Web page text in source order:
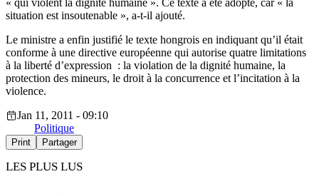
situation est insoutenable », a-t-il ajouté.
Le ministre a enfin justifié le texte hongrois en indiquant qu’il était
conforme à une directive européenne qui autorise quatre limitations
à la liberté d’expression : la violation de la dignité humaine, la
protection des mineurs, le droit à la concurrence et l’incitation à la
violence.
Jan 11, 2011 - 09:10
Politique
Print Partager
LES PLUS LUS